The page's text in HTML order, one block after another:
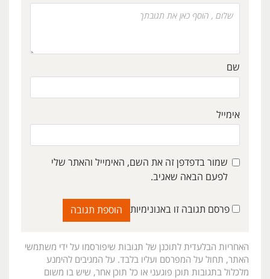
שם
אימייל
שמור בדפדפן זה את השם, האימייל והאתר שלי
לפעם הבאה שאגיב.
פרסם תגובה זו באנונימיות
האחריות הבלעדית לתוכנן של תגובות שיפורסמו על ידי משתמשי
האתר, תחול על המפרסם ועליו בלבד. על המגיבים להימנע
מלכלול בתגובות תוכן פוגעני או כל תוכן אחר, שיש בו משום